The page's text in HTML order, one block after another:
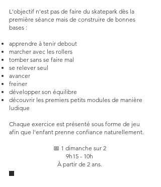
L'objectif n'est pas de faire du skatepark dès la
première séance mais de construire de bonnes
bases :
apprendre à tenir debout
marcher avec les rollers
tomber sans se faire mal
se relever seul
avancer
freiner
développer son équilibre
découvrir les premiers petits modules de manière
ludique
Chaque exercice est présenté sous forme de jeu
afin que l'enfant prenne confiance naturellement.
📅 1 dimanche sur 2
9h15 - 10h
À partir de 2 ans.